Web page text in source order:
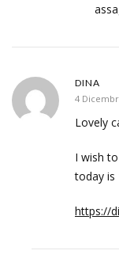
DINA
4
Lovely
I wish
today is
https://